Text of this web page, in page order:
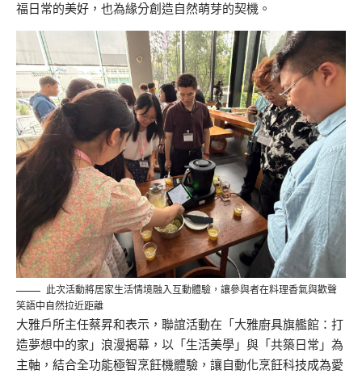
福日常的美好，也為緣分創造自然萌芽的契機。
此次活動將居家生活情境融入互動體驗，讓參與者在料理香氣與歡聲
笑語中自然拉近距離
大雅戶所主任蔡昇和表示，聯誼活動在「大雅廚具旗艦館：打
造夢想中的家」浪漫揭幕，以「生活美學」與「共築日常」為
主軸，結合全功能極智烹飪機體驗，讓自動化烹飪科技成為愛